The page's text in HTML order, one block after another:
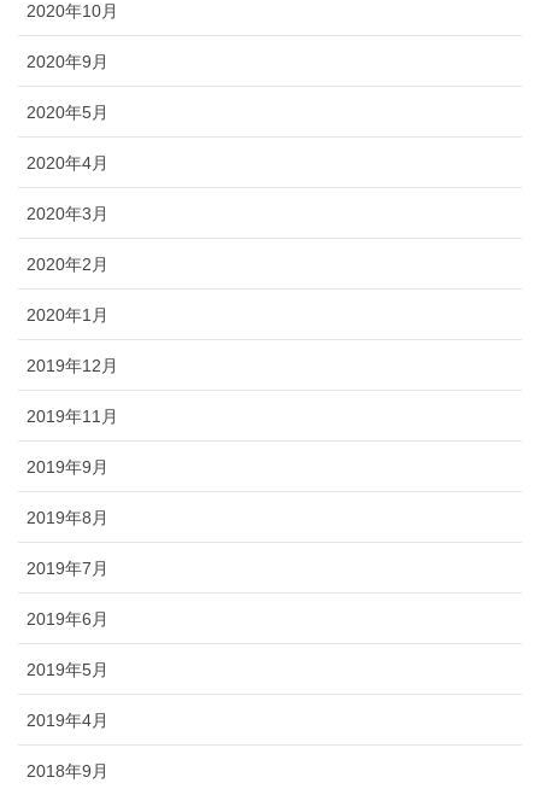
2020年10月
2020年9月
2020年5月
2020年4月
2020年3月
2020年2月
2020年1月
2019年12月
2019年11月
2019年9月
2019年8月
2019年7月
2019年6月
2019年5月
2019年4月
2018年9月